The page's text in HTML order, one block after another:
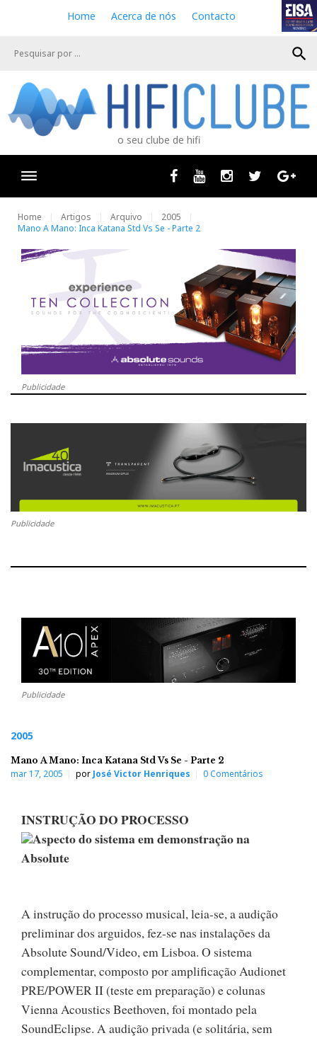
e
Home Acerca de nós Contacto
search
o seu clube de hifi
Facebook
Youtube InstagramTwitter
Home Artigos Arquivo
2005
Mano A Mano: Inca Katana Std Vs Se - Parte 2
Publicidade
Publicidade
Publicidade
2005
Mano A Mano: Inca Katana Std Vs Se - Parte 2
mar 17, 2005 por José Victor Henriques 0 Comentários
INSTRUÇÃO DO PROCESSO
Aspecto do sistema em demonstração na
Absolute
A instrução do processo musical, leia-se, a audição
preliminar dos arguidos, fez-se nas instalações da
Absolute Sound/Video, em Lisboa. O sistema
complementar, composto por amplificação Audionet
PRE/POWER II (teste em preparação) e colunas
Vienna Acoustics Beethoven, foi montado pela
SoundEclipse. A audição privada (e solitária, sem